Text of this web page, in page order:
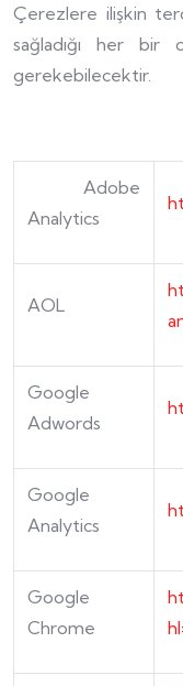
Çerezlere ilişkin
sağladığı her bir
gerekebilecektir.
Adobe
Analytics
AOL
Google
Adwords
Google
Analytics
Google
Chrome